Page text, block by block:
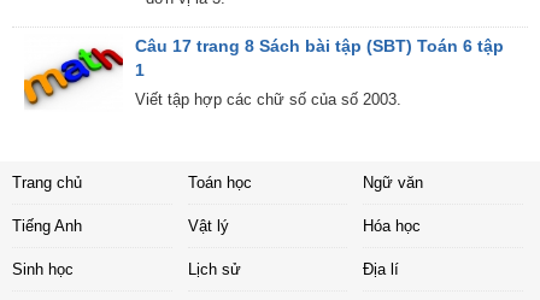
Câu 17 trang 8 Sách bài tập (SBT) Toán 6 tập
1
Viết tập hợp các chữ số của số 2003.
Trang chủ Toán học Ngữ văn
Tiếng Anh Vật lý Hóa học
Sinh học Lịch sử Địa lí